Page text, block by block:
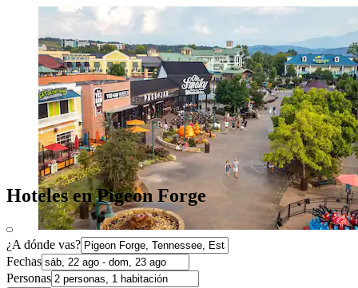
Hoteles en Pigeon Forge
¿A dónde vas?
Fechas
Personas